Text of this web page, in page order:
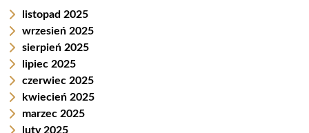
k
n
listopad 2025
wrzesień 2025
sierpień 2025
lipiec 2025
czerwiec 2025
kwiecień 2025
marzec 2025
luty 2025